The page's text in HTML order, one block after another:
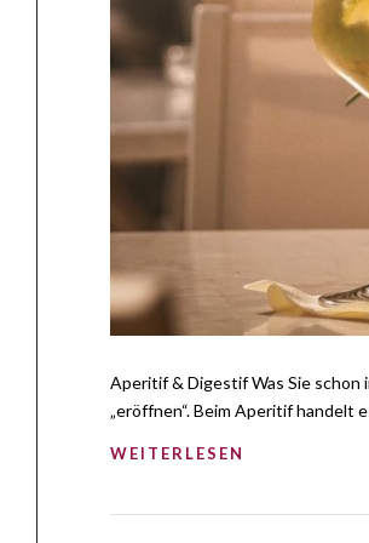
Aperitif & Digestif Was Sie schon
„eröffnen“. Beim Aperitif handelt
WEITERLESEN